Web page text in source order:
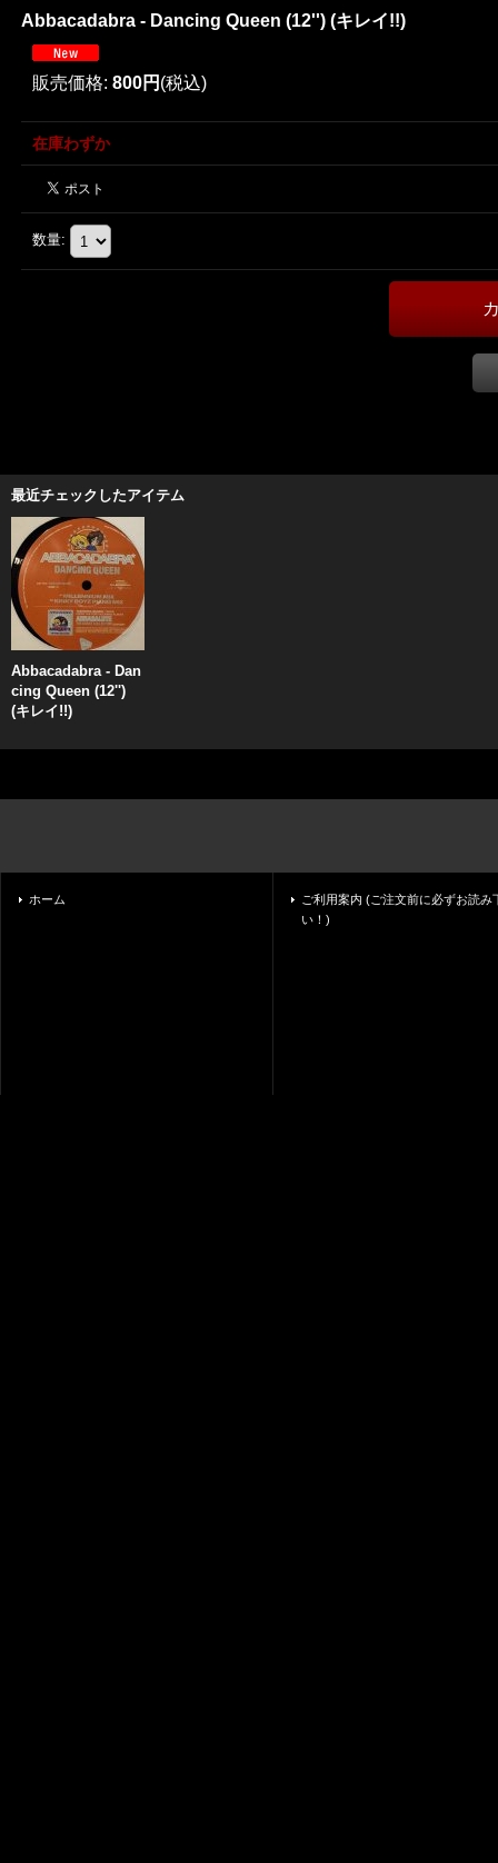
Abbacadabra - Dancing Queen (12'') (キレイ!!)
販売価格: 800円 (税込)
在庫わずか
数量:
最近チェックしたアイテム
Abbacadabra - Dan
cing Queen (12'')
(キレイ!!)
ホーム
ご利用案内 (ご注文前に必ずお読み
い！)